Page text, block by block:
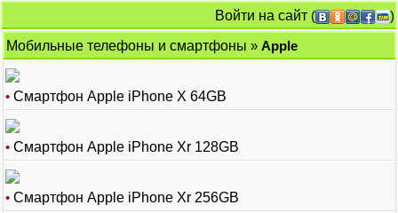
Войти на сайт (
)
Мобильные телефоны и смартфоны » Apple
• Смартфон Apple iPhone X 64GB
• Смартфон Apple iPhone Xr 128GB
• Смартфон Apple iPhone Xr 256GB